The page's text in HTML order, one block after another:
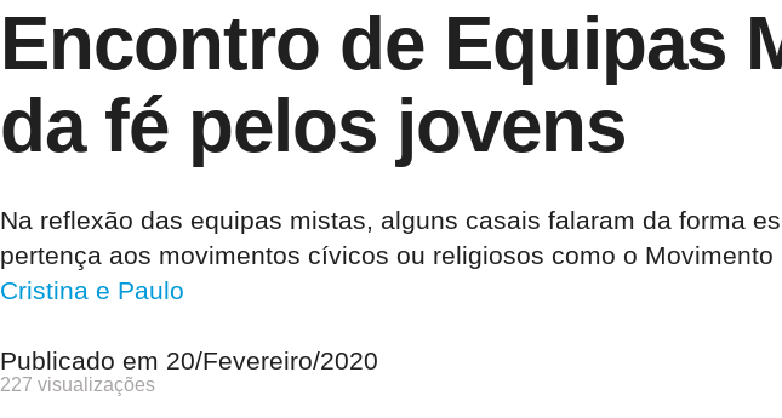
Encontro de Equipas
da fé pelos jovens
Na reflexão das equipas mistas, alguns casais falaram da forma
pertença aos movimentos cívicos ou religiosos como o
Cristina e Paulo
Publicado em 20/Fevereiro/2020
227 visualizações